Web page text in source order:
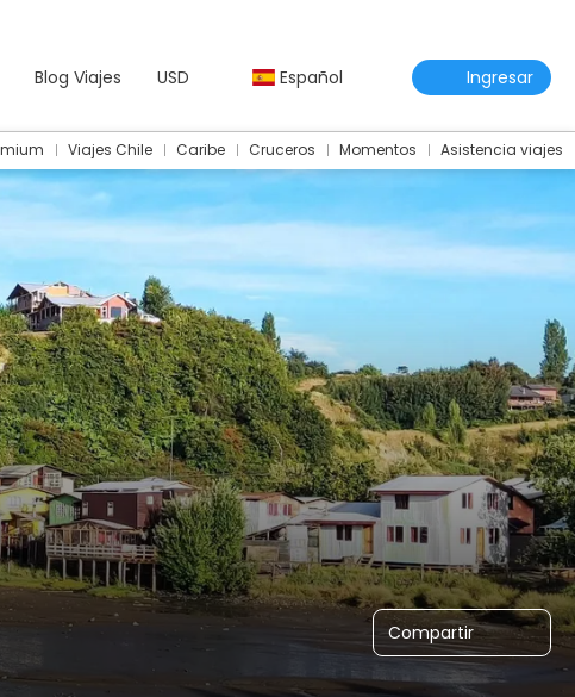
Blog Viajes USD Español Ingresar
Viajes Chile Caribe Cruceros Momentos Asistencia viajes
Compartir